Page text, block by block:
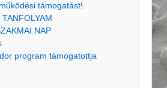
támogatást!
NAP
program támogatottja